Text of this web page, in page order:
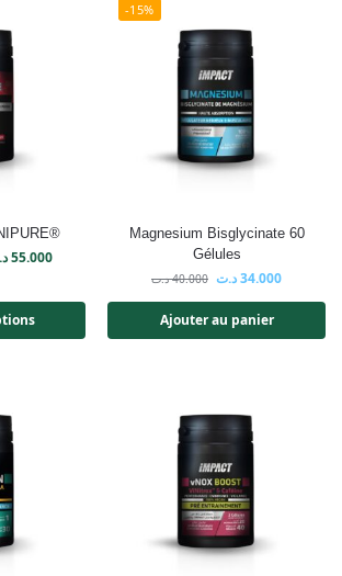
55.000
-15%
Magnesium Bisglycinate 60
Gélules
40.000 د.ت 34.000د.ت
Ajouter au panier